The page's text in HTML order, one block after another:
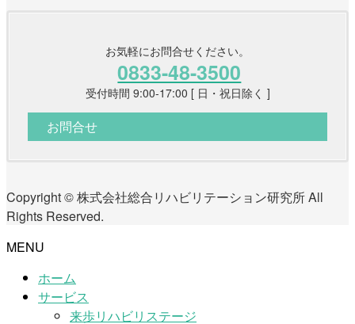
お気軽にお問合せください。
0833-48-3500
受付時間 9:00-17:00 [ 日・祝日除く ]
お問合せ
Copyright © 株式会社総合リハビリテーション研究所 All
Rights Reserved.
MENU
ホーム
サービス
来歩リハビリステージ